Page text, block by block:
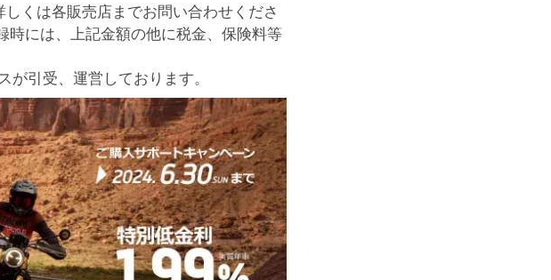
くは各販売店までお問い合わせくださ
時には、上記金額の他に税金、保険料等
引受、運営しております。